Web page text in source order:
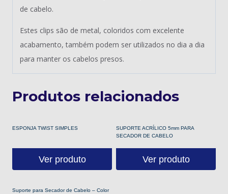
de cabelo.
Estes clips são de metal, coloridos com excelente
acabamento, também podem ser utilizados no dia a dia
para manter os cabelos presos.
Produtos relacionados
ESPONJA TWIST SIMPLES
Ver produto
SUPORTE ACRÍLICO 5mm PARA
SECADOR DE CABELO
Ver produto
Suporte para Secador de Cabelo – Color